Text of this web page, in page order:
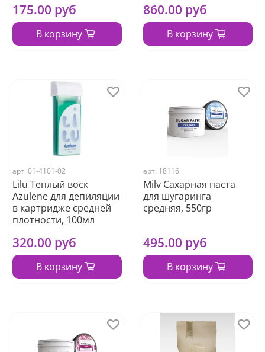
175.00 руб
В корзину
860.00 руб
В корзину
арт. 01-4101-02
Lilu Теплый воск
Azulene для депиляции
в картридже средней
плотности, 100мл
320.00 руб
В корзину
арт. 18116
Milv Сахарная паста
для шугаринга
средняя, 550гр
495.00 руб
В корзину